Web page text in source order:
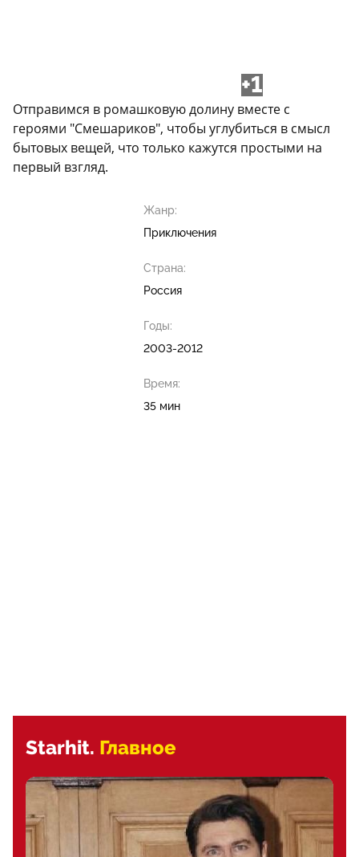
+1
Отправимся в ромашковую долину вместе с
героями "Смешариков", чтобы углубиться в смысл
бытовых вещей, что только кажутся простыми на
первый взгляд.
Жанр:
Приключения
Страна:
Россия
Годы:
2003-2012
Время:
35 мин
Starhit. Главное